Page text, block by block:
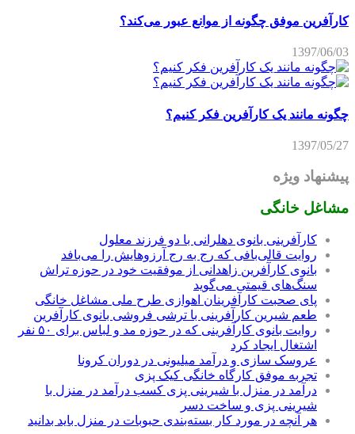
کارآفرین موفق چگونه از موانع عبور می‌کند؟
1397/06/03
چگونه مانند یک کارآفرین فکر کنیم؟
1397/05/27
پیشنهاد ویژه
مشاغل خانگی
کارآفرینی بانوی دهلرانی با دو فرزند معلول
روایت قالی‌بافی که رج به رج آرزوهایش را می‌بافد
بانوی کارآفرین زاهدانی از موفقیت خود در حوزه تراش
سنگ‌های قیمتی می‌گوید
پای صحبت کارآفرینان اهوازی طرح ملی مشاغل خانگی
طعم شیرین کارآفرینی با ترشی فروشی بانوی کارآفرین
روایت بانوی کارآفرینی که در حوزه مد و لباس برای ۵۰ نفر
اشتغال ایجاد کرد
عروسک سازی و درآمد میلیونی در دوران کرونا
تجربه موفق کارگاه خانگی کیک پزی
درآمد در منزل با شیرینی پزی کسب درآمد در منزل با
شیرینی پزی و ساخت دسر
هر آنچه در مورد کار بسته‌بندی حبوبات در منزل باید بدانید